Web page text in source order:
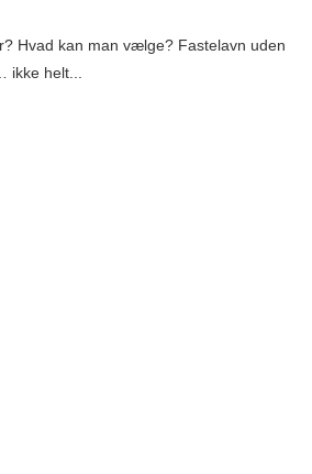
Hvad kan man vælge? Fastelavn uden
ikke helt...